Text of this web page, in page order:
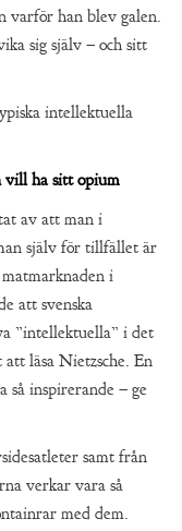
varför han blev galen.
sig själv – och sitt
intellektuella
vill ha sitt opium
av att man i
själv för tillfället är
i
att svenska
”intellektuella” i det
läsa Nietzsche. En
så inspirerande – ge
samt från
verkar vara så
med dem.